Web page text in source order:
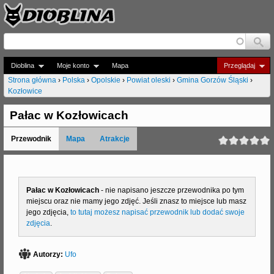
Jump to navigation
Dioblina Moje konto Przeglądaj
Mapa
J
e
s
t
Strona główna › Polska › Opolskie › Powiat oleski › Gmina Gorzów Śląski ›
Kozłowice
Pałac w Kozłowicach
Przewodnik Mapa Atrakcje
Pałac w Kozłowicach - nie napisano jeszcze przewodnika po tym
miejscu oraz nie mamy jego zdjęć. Jeśli znasz to miejsce lub masz
jego zdjęcia, to tutaj możesz napisać przewodnik lub dodać swoje
zdjęcia
Autorzy: Ufo